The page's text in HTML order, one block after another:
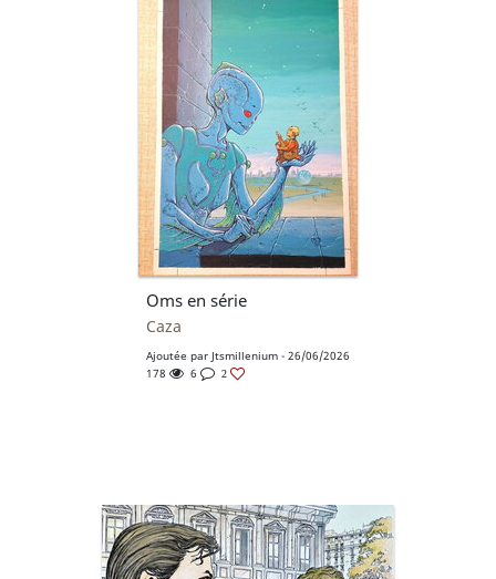
Oms en série
Caza
Ajoutée par Jtsmillenium - 26/06/2026
178
6 2